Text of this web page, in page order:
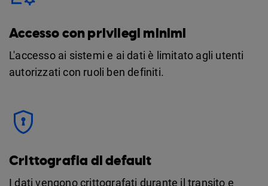
Accesso con privilegi minimi
L'accesso ai sistemi e ai dati è limitato agli utenti
autorizzati con ruoli ben definiti.
Crittografia di default
I dati vengono crittografati durante il transito e